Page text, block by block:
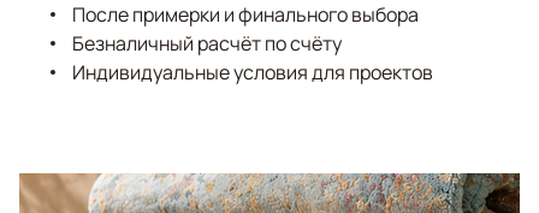
После примерки и финального выбора
Безналичный расчёт по счёту
Индивидуальные условия для проектов